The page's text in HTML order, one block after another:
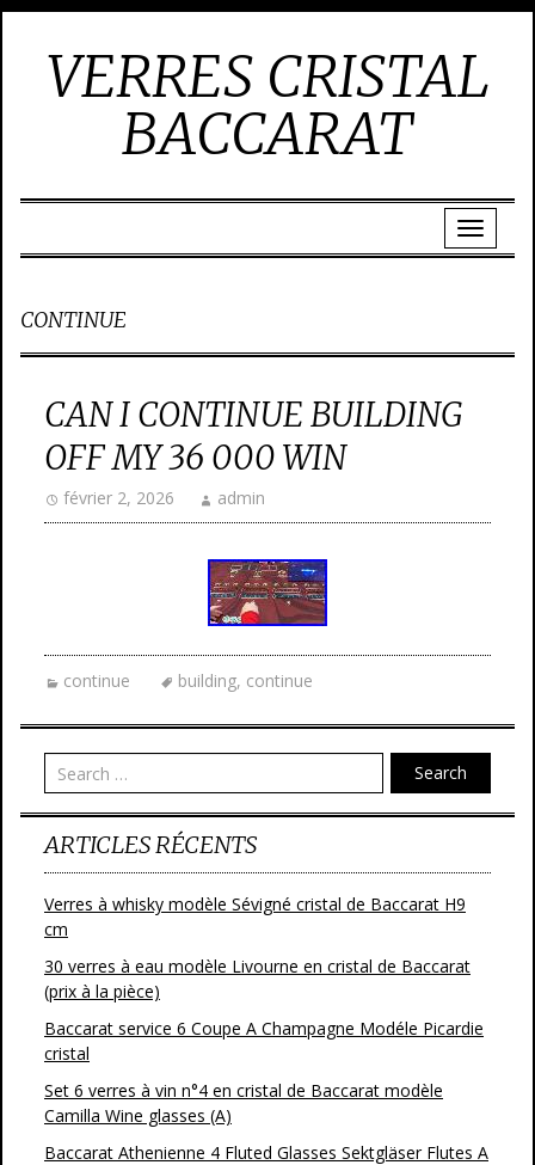
VERRES CRISTAL
BACCARAT
CONTINUE
CAN I CONTINUE BUILDING
OFF MY 36 000 WIN
février 2, 2026 admin
continue building, continue
Search
ARTICLES RÉCENTS
Verres à whisky modèle Sévigné cristal de Baccarat H9
cm
30 verres à eau modèle Livourne en cristal de Baccarat
(prix à la pièce)
Baccarat service 6 Coupe A Champagne Modéle Picardie
cristal
Set 6 verres à vin n°4 en cristal de Baccarat modèle
Camilla Wine glasses (A)
Baccarat Athenienne 4 Fluted Glasses Sektgläser Flutes A